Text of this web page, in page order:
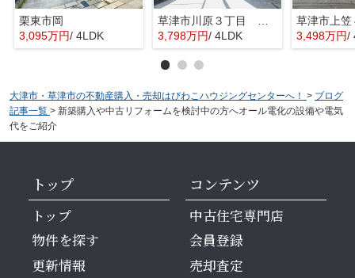
栗東市岡
3,095万円/ 4LDK
3,798万円/ 4LDK
草津市上笠
3,498万円/
大津市・草津市の不動産購入・売却はびわこハウジングセンターへ！ > ブログ
記事一覧 > 新築購入や中古リフォームを検討中の方へオール電化の設備や電気
代をご紹介
トップ
トップ
物件を探す
更新情報
コンテンツ
中古住宅専門店
会員登録
売却査定